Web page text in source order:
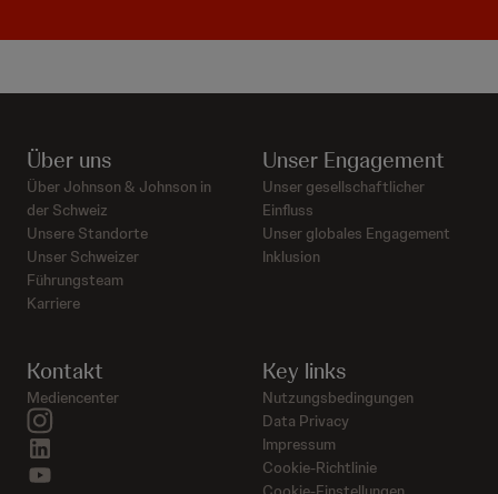
Über uns
Über Johnson & Johnson in
der Schweiz
Unsere Standorte
Unser Schweizer
Führungsteam
Karriere
Unser Engagement
Unser gesellschaftlicher
Einfluss
Unser globales Engagement
Inklusion
Kontakt
Mediencenter
Key links
Nutzungsbedingungen
Data Privacy
Impressum
Cookie-Richtlinie